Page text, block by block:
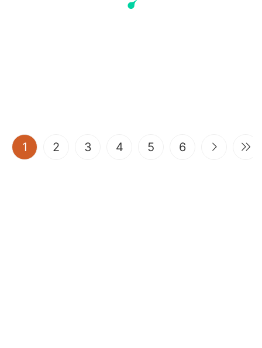
1 (current)
2 3 4 5 6